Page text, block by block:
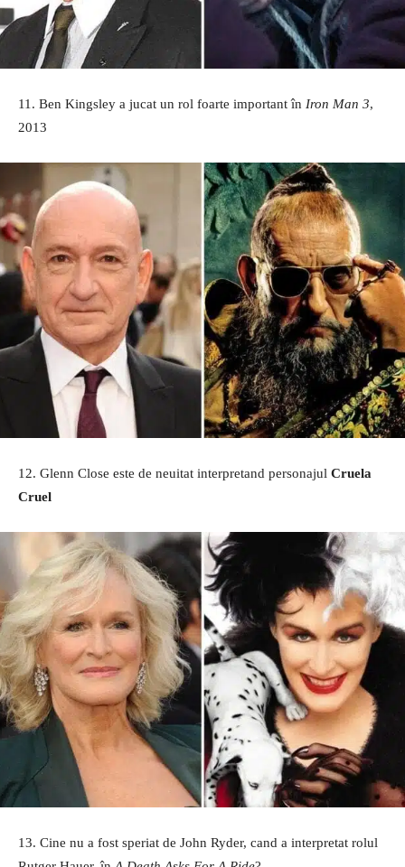
11. Ben Kingsley a jucat un rol foarte important în Iron Man 3,
2013
12. Glenn Close este de neuitat interpretand personajul Cruela
Cruel
13. Cine nu a fost speriat de John Ryder, cand a interpretat rolul